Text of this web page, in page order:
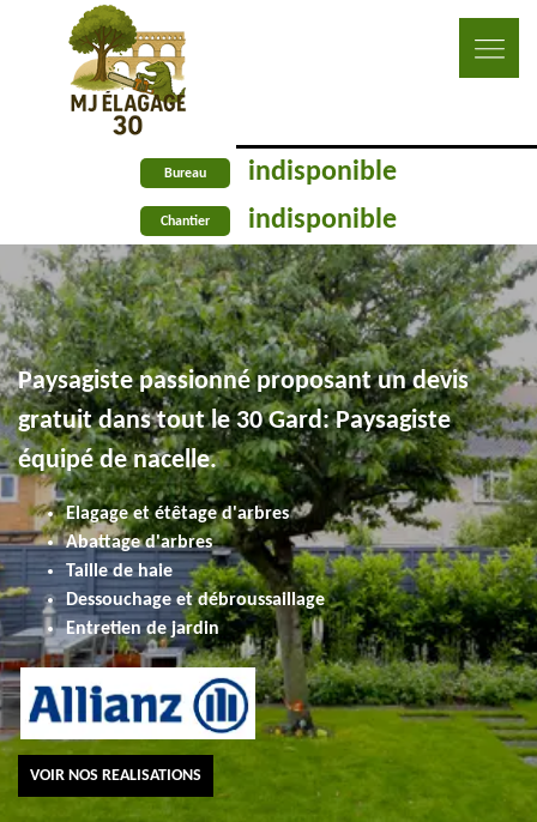
Bureau indisponible
Chantier indisponible
Paysagiste passionné proposant un devis
gratuit dans tout le 30 Gard: Paysagiste
équipé de nacelle.
Elagage et étêtage d'arbres
Abattage d'arbres
Taille de haie
Dessouchage et débroussaillage
Entretien de jardin
VOIR NOS REALISATIONS